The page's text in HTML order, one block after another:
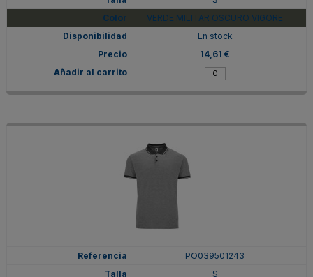
VERDE MILITAR OSCURO VIGORE
En stock
14,61 €
PO039501243
S